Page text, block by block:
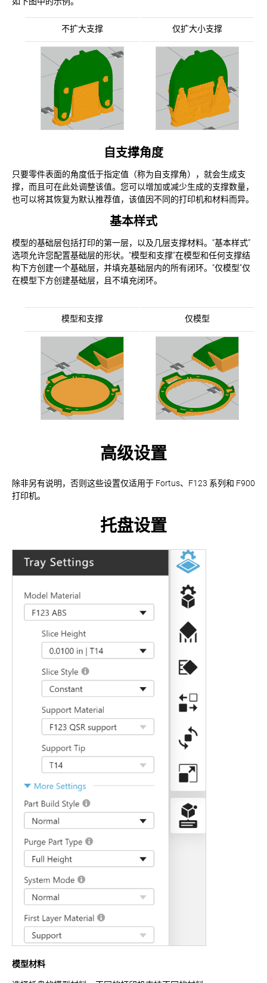
不扩大支撑 仅扩大小支撑
自支撑角度
只要零件表面的角度低于指定值（称为自支撑角），就会生成支
撑，而且可在此处调整该值。您可以增加或减少生成的支撑数量，
也可以将其恢复为默认推荐值，该值因不同的打印机和材料而异。
基本样式
模型的基础层包括打印的第一层，以及几层支撑材料。“基本样式”
选项允许您配置基础层的形状。“模型和支撑”在模型和任何支撑结
构下方创建一个基础层，并填充基础层内的所有闭环。“仅模型”仅
在模型下方创建基础层，且不填充闭环。
模型和支撑 仅模型
高级设置
除非另有说明，否则这些设置仅适用于 Fortus、F123 系列和 F900
打印机。
托盘设置
模型材料